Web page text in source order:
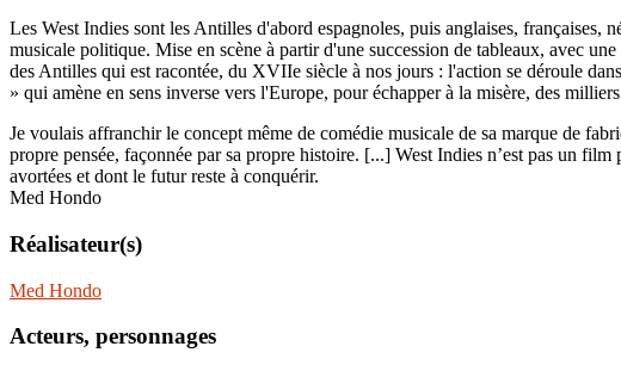
Les West Indies sont les Antilles d'abord espagnoles, puis anglaises,
musicale politique. Mise en scène à partir d'une succession de tableaux, avec
des Antilles qui est racontée, du XVIIe siècle à nos jours : l'action se déroule
» qui amène en sens inverse vers l'Europe, pour échapper à la misère, des
Je voulais affranchir le concept même de comédie musicale de sa marque de
propre pensée, façonnée par sa propre histoire. [...] West Indies n’est pas un
avortées et dont le futur reste à conquérir.
Med Hondo
Réalisateur(s)
Med Hondo
Acteurs, personnages